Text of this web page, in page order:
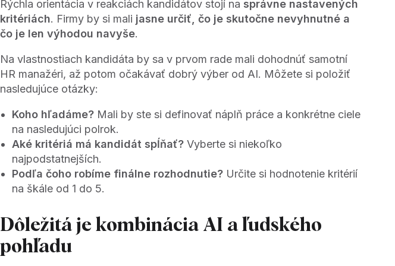
Rýchla orientácia v reakciách kandidátov stojí na správne nastavených
kritériách. Firmy by si mali jasne určiť, čo je skutočne nevyhnutné a
čo je len výhodou navyše.
Na vlastnostiach kandidáta by sa v prvom rade mali dohodnúť samotní
HR manažéri, až potom očakávať dobrý výber od AI. Môžete si položiť
nasledujúce otázky:
Koho hľadáme? Mali by ste si definovať náplň práce a konkrétne ciele
na nasledujúci polrok.
Aké kritériá má kandidát spĺňať? Vyberte si niekoľko
najpodstatnejších.
Podľa čoho robíme finálne rozhodnutie? Určite si hodnotenie kritérií
na škále od 1 do 5.
Dôležitá je kombinácia AI a ľudského
pohľadu